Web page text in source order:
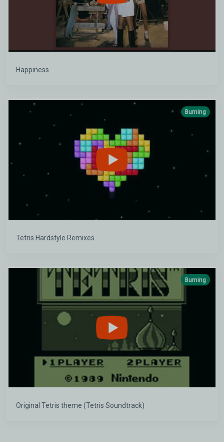
Happiness
Burning
Tetris Hardstyle Remixes
Burning
Original Tetris theme (Tetris Soundtrack)